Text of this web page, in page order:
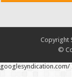
Copyright
©
googlesyndication.com/